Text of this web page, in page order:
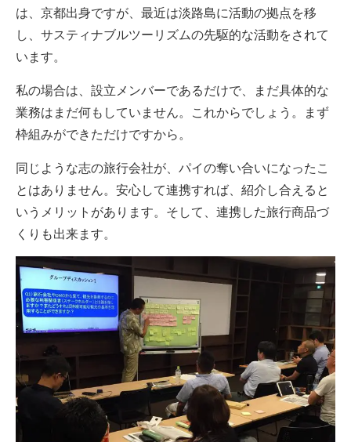
は、京都出身ですが、最近は淡路島に活動の拠点を移
し、サスティナブルツーリズムの先駆的な活動をされて
います。
私の場合は、設立メンバーであるだけで、まだ具体的な
業務はまだ何もしていません。これからでしょう。まず
枠組みができただけですから。
同じような志の旅行会社が、パイの奪い合いになったこ
とはありません。安心して連携すれば、紹介し合えると
いうメリットがあります。そして、連携した旅行商品づ
くりも出来ます。